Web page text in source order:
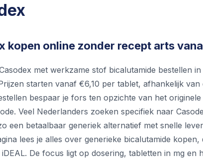
kopen online zonder recept arts
met werkzame stof bicalutamide bestellen
starten vanaf €6,10 per tablet, afhankelijk
bespaar je fors ten opzichte van het
Veel Nederlanders zoeken specifiek naar
een betaalbaar generiek alternatief met snelle
lees je alles over generieke bicalutamide
De focus ligt op dosering, tabletten in mg